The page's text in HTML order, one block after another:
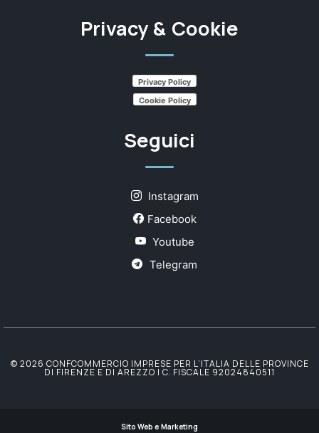
Privacy & Cookie
Privacy Policy
Cookie Policy
Seguici
Instagram
Facebook
Youtube
Telegram
© 2026 CONFCOMMERCIO IMPRESE PER L’ITALIA DELLE PROVINCE
DI FIRENZE E DI AREZZO | C. FISCALE 92024840511
Sito Web e Marketing